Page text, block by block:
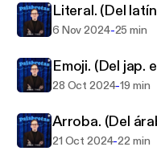
lingüística, ofreciendo
cultural del lenguaje.
curiosidad, y
nuestra historia
explorar las
amena y reveladora.
Literal. (Del
6 Nov 2024-25 min
Emoji. (Del jap.
28 Oct 2024-19 min
21 Oct 2024-22 min